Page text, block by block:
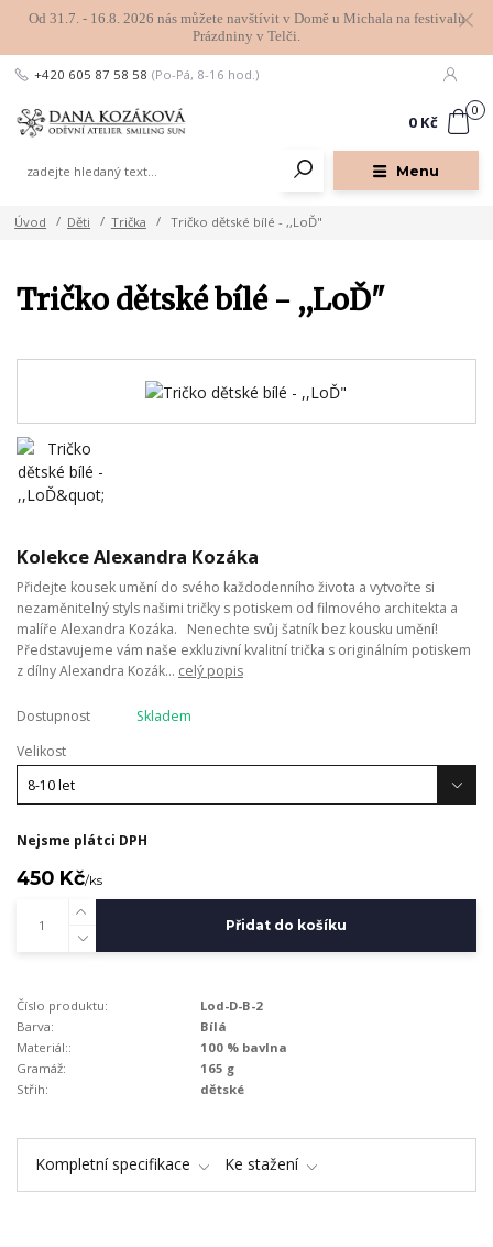
Od 31.7. - 16.8. 2026 nás můžete navštívit v Domě u Michala na festivalu
Prázdniny v Telči.
Menu
+420 605 87 58 58 (Po-Pá, 8-16 hod.)
0
0 Kč
Úvod Děti Trička Tričko dětské bílé - ,,LoĎ"
Tričko dětské bílé - ,,LoĎ"
Kolekce Alexandra Kozáka
Přidejte kousek umění do svého každodenního života a vytvořte si
nezaměnitelný styls našimi tričky s potiskem od filmového architekta a
malíře Alexandra Kozáka. Nenechte svůj šatník bez kousku umění!
Představujeme vám naše exkluzivní kvalitní trička s originálním potiskem
z dílny Alexandra Kozák... celý popis
Dostupnost
Skladem
Velikost
Nejsme plátci DPH
450 Kč/ks
Přidat do košíku
Číslo produktu:
Lod-D-B-2
Barva:
Bílá
Materiál::
100 % bavlna
Gramáž:
165 g
Střih:
dětské
Kompletní specifikace Ke stažení